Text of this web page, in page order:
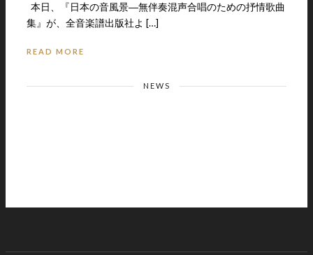
本日、『日本の音風景―無伴奏混声合唱のための抒情歌曲
集』が、全音楽譜出版社よ […]
READ MORE
NEWS